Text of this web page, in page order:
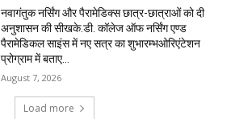
नवागंतुक नर्सिंग और पैरामेडिक्स छात्र-छात्राओं को दी
अनुशासन की सीखके.डी. कॉलेज ऑफ नर्सिंग एण्ड
पैरामेडिकल साइंस में नए सत्र का शुभारम्भओरिएंटेशन
प्रोग्राम में बताए...
August 7, 2026
Load more